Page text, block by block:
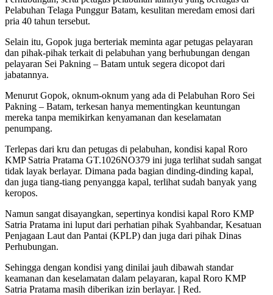
Pelabuhan Telaga Punggur Batam, kesulitan meredam emosi dari
pria 40 tahun tersebut.
Selain itu, Gopok juga berteriak meminta agar petugas pelayaran
dan pihak-pihak terkait di pelabuhan yang berhubungan dengan
pelayaran Sei Pakning – Batam untuk segera dicopot dari
jabatannya.
Menurut Gopok, oknum-oknum yang ada di Pelabuhan Roro Sei
Pakning – Batam, terkesan hanya mementingkan keuntungan
mereka tanpa memikirkan kenyamanan dan keselamatan
penumpang.
Terlepas dari kru dan petugas di pelabuhan, kondisi kapal Roro
KMP Satria Pratama GT.1026NO379 ini juga terlihat sudah sangat
tidak layak berlayar. Dimana pada bagian dinding-dinding kapal,
dan juga tiang-tiang penyangga kapal, terlihat sudah banyak yang
keropos.
Namun sangat disayangkan, sepertinya kondisi kapal Roro KMP
Satria Pratama ini luput dari perhatian pihak Syahbandar, Kesatuan
Penjagaan Laut dan Pantai (KPLP) dan juga dari pihak Dinas
Perhubungan.
Sehingga dengan kondisi yang dinilai jauh dibawah standar
keamanan dan keselamatan dalam pelayaran, kapal Roro KMP
Satria Pratama masih diberikan izin berlayar. | Red.